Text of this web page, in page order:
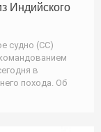
Индийского
судно (СС)
в
похода. Об